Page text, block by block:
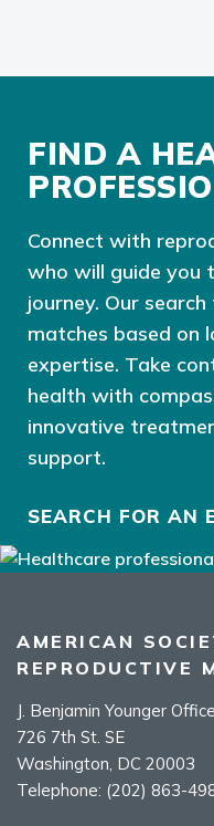
FIND A
Connect with
who will guide you
journey. Our
matches based on
expertise. Take
health with
innovative
support.
SEARCH FOR AN
AMERICAN
REPRODUCTIVE
J. Benjamin Younger
726 7th St. SE
Washington, DC 20003
Telephone: (202) 863-